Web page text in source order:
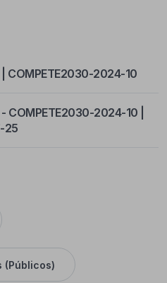
COMPETE2030-2024-10
COMPETE2030-2024-10 |
25
(Públicos)